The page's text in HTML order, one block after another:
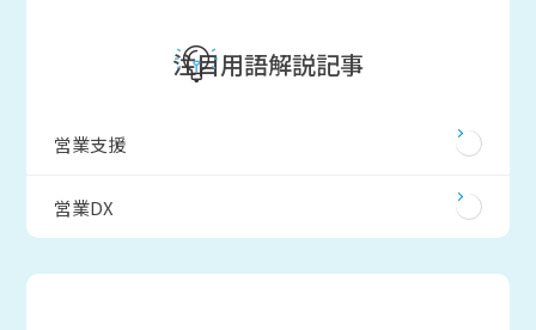
注目用語解説記事
営業支援
営業DX